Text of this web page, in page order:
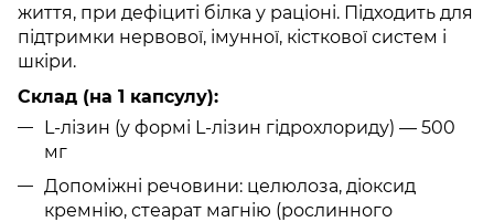
життя, при дефіциті білка у раціоні. Підходить для
підтримки нервової, імунної, кісткової систем і
шкіри.
Склад (на 1 капсулу):
L-лізин (у формі L-лізин гідрохлориду) — 500
мг
Допоміжні речовини: целюлоза, діоксид
кремнію, стеарат магнію (рослинного